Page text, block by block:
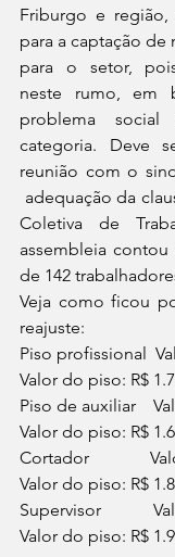
Friburgo e região,
para a captação de
para o setor,
neste rumo, em
problema
categoria. Deve
reunião com o
adequação da
Coletiva de
assembleia
de 142
Veja como ficou
reajuste:
Piso profissional
Valor do piso: R$
Piso de auxiliar
Valor do piso: R$
Cortador
Valor do piso: R$
Supervisor
Valor do piso: R$